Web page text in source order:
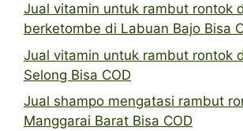
Jual vitamin untuk rambut rontok
berketombe di Labuan Bajo Bisa
Jual vitamin untuk rambut rontok
Selong Bisa COD
Jual shampo mengatasi rambut
Manggarai Barat Bisa COD